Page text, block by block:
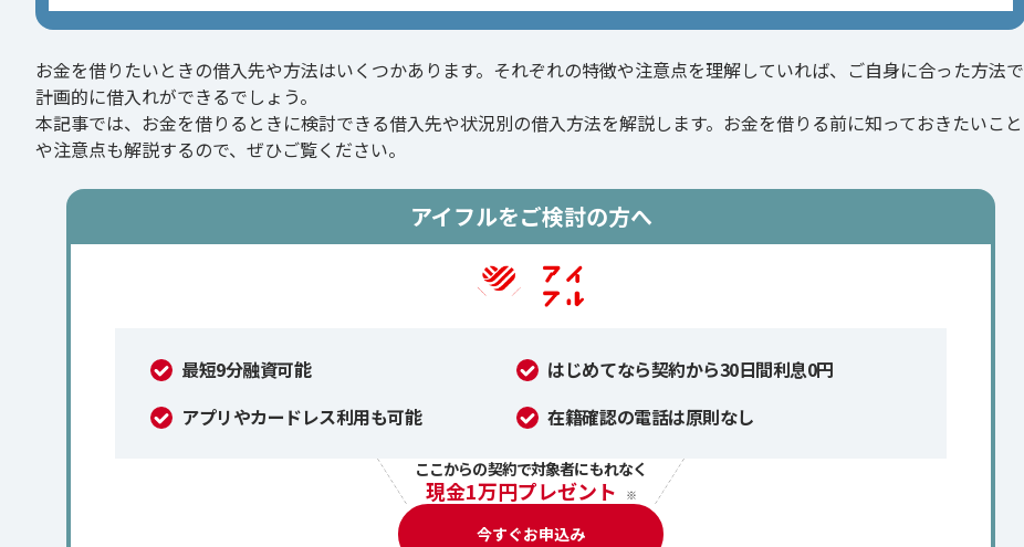
お金を借りたいときの借入先や方法はいくつかあります。それぞれの特徴や注意点を理解していれば、ご自身に合った方法で
計画的に借入れができるでしょう。
本記事では、お金を借りるときに検討できる借入先や状況別の借入方法を解説します。お金を借りる前に知っておきたいこと
や注意点も解説するので、ぜひご覧ください。
アイフルをご検討の方へ
最短9分融資可能
はじめてなら契約から30日間利息0円
アプリやカードレス利用も可能
在籍確認の電話は原則なし
ここからの契約で対象者にもれなく
現金1万円プレゼント ※
今すぐお申込み